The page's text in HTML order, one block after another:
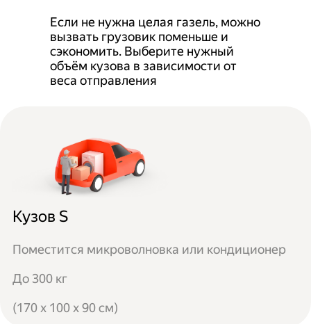
Если не нужна целая газель, можно
вызвать грузовик поменьше и
сэкономить. Выберите нужный
объём кузова в зависимости от
веса отправления
Кузов S
Поместится микроволновка или кондиционер
До 300 кг
(170 x 100 x 90 см)